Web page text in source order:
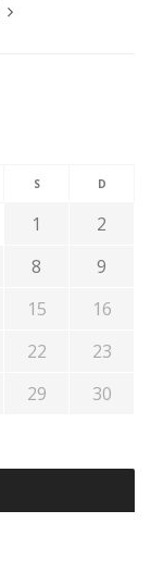
S D
1
2
8
9
15
16
22
23
29
30